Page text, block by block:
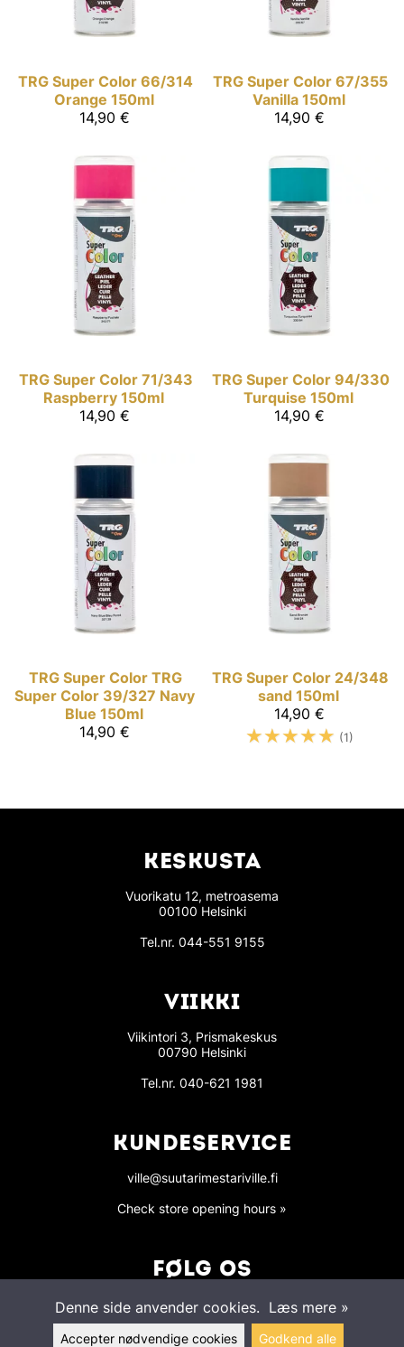
TRG Super Color 66/314
Orange 150ml
14,90 €
TRG Super Color 67/355
Vanilla 150ml
14,90 €
TRG Super Color 71/343
Raspberry 150ml
14,90 €
TRG Super Color 94/330
Turquise 150ml
14,90 €
TRG Super Color TRG
Super Color 39/327 Navy
Blue 150ml
14,90 €
TRG Super Color 24/348
sand 150ml
14,90 €
☆☆☆☆☆ (1)
KESKUSTA
Vuorikatu 12, metroasema
00100 Helsinki
Tel.nr. 044-551 9155
VIIKKI
Viikintori 3, Prismakeskus
00790 Helsinki
Tel.nr. 040-621 1981
KUNDESERVICE
ville@suutarimestariville.fi
Check store opening hours »
FØLG OS
Denne side anvender cookies. Læs mere »
Accepter nødvendige cookies Godkend alle